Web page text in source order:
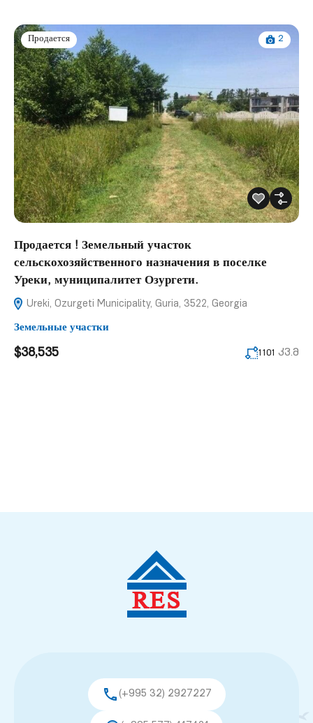
Продается 2
Продается ! Земельный участок
сельскохозяйственного назначения в поселке
Уреки, муниципалитет Озургети.
Ureki, Ozurgeti Municipality, Guria, 3522, Georgia
Земельные участки
$38,535 1101 კვ.მ
(+995 32) 2927227